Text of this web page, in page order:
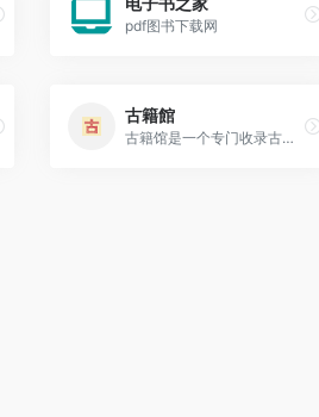
pdf图书下载网
古籍館
古籍馆是一个专门收录古籍文献的数据库